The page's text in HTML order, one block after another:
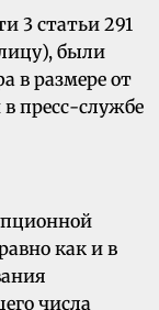
3 статьи 291
были
в размере от
пресс-службе
как и в
числа